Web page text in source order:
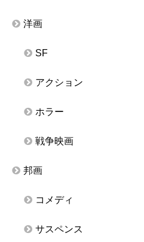
洋画
SF
アクション
ホラー
戦争映画
邦画
コメディ
サスペンス